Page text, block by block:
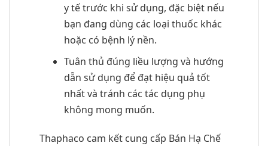
y tế trước khi sử dụng, đặc biệt nếu
bạn đang dùng các loại thuốc khác
hoặc có bệnh lý nền.
Tuân thủ đúng liều lượng và hướng
dẫn sử dụng để đạt hiệu quả tốt
nhất và tránh các tác dụng phụ
không mong muốn.
Thaphaco cam kết cung cấp Bán Hạ Chế